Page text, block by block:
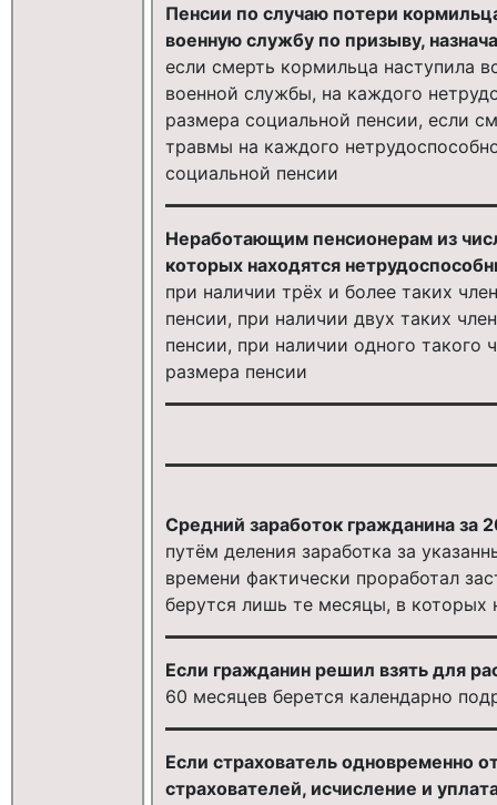
Пенсии по случаю потери
военную службу по призыву,
если смерть кормильца наступила
военной службы, на каждого
размера социальной пенсии, если
травмы на каждого
социальной пенсии
Неработающим пенсионерам из
которых находятся
при наличии трёх и более таких
пенсии, при наличии двух таких
пенсии, при наличии одного такого
размера пенсии
Средний заработок гражданина за
путём деления заработка за
времени фактически проработал
берутся лишь те месяцы, в которых
Если гражданин решил взять для
60 месяцев берется календарно
Если страхователь одновременно
страхователей, исчисление и